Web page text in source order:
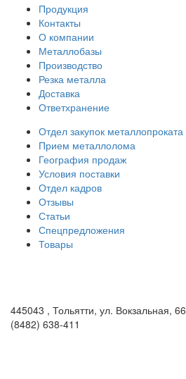
Продукция
Контакты
О компании
Металлобазы
Производство
Резка металла
Доставка
Ответхранение
Отдел закупок металлопроката
Прием металлолома
География продаж
Условия поставки
Отдел кадров
Отзывы
Статьи
Спецпредложения
Товары
445043 , Тольятти, ул. Вокзальная, 66
(8482) 638-411